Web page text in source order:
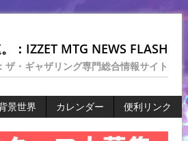
：IZZET MTG NEWS FLASH
ザ・ギャザリング専門総合情報サイト
景世界 カレンダー 便利リンク